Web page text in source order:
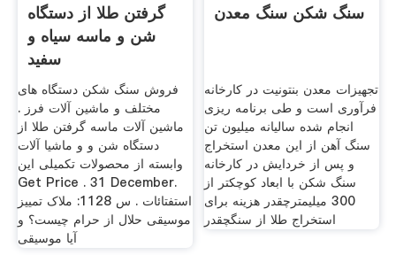
گرفتن طلا از دستگاه
شن و ماسه سیاه و
سفید
فروش سنگ شکن دستگاه های
مختلف و ماشین آلات فرز .
ماشین آلات ماسه گرفتن طلا از
دستگاه شن و و ماشیا آلات
وابسته از محصولات تکمیلی این
Get Price . 31 December.
استفتائات . س 1128: ملاک تمییز
موسیقی حلال از حرام چیست؟ و
آیا موسیقی
سنگ شکن سنگ معدن
تجهیزات معدن بنتونیت در کارخانه
فرآوری است و طی برنامه ریزی
انجام شده سالیانه میلیون تن
سنگ آهن از این معدن استخراج
و پس از خردایش در کارخانه
سنگ شکن با ابعاد کوچکتر از
300 میلیمترچقدر هزینه برای
استخراج طلا از سنگچقدر